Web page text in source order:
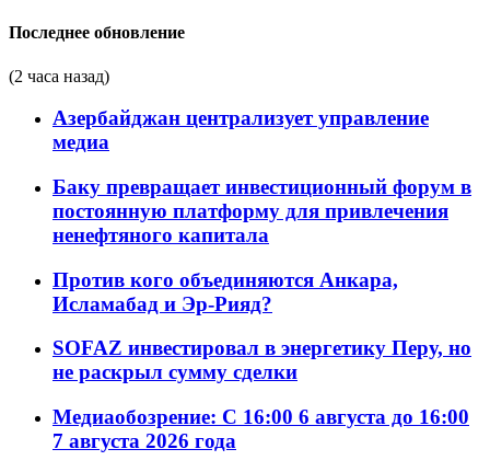
Последнее обновление
(2 часа назад)
Азербайджан централизует управление
медиа
Баку превращает инвестиционный форум в
постоянную платформу для привлечения
ненефтяного капитала
Против кого объединяются Анкара,
Исламабад и Эр-Рияд?
SOFAZ инвестировал в энергетику Перу, но
не раскрыл сумму сделки
Медиаобозрение: С 16:00 6 августа до 16:00
7 августа 2026 года